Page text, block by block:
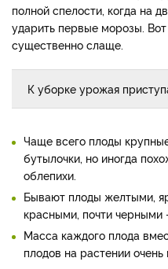
полной спелости, когда на
ударить первые морозы.
существенно слаще.
К уборке урожая
Чаще всего плоды
бутылочки, но иногда
облепихи.
Бывают плоды желтыми,
красными, почти черными
Масса каждого плода
плодов на растении очень